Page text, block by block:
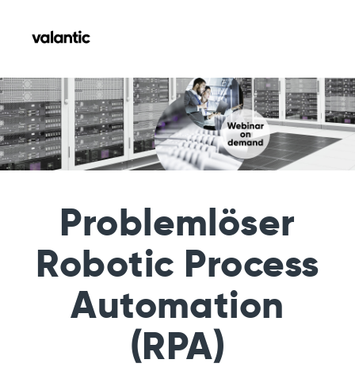
Problemlöser
Robotic Process
Automation
(RPA)